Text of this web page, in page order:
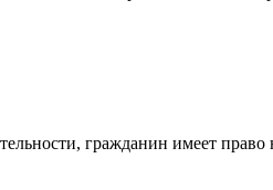
гражданин имеет